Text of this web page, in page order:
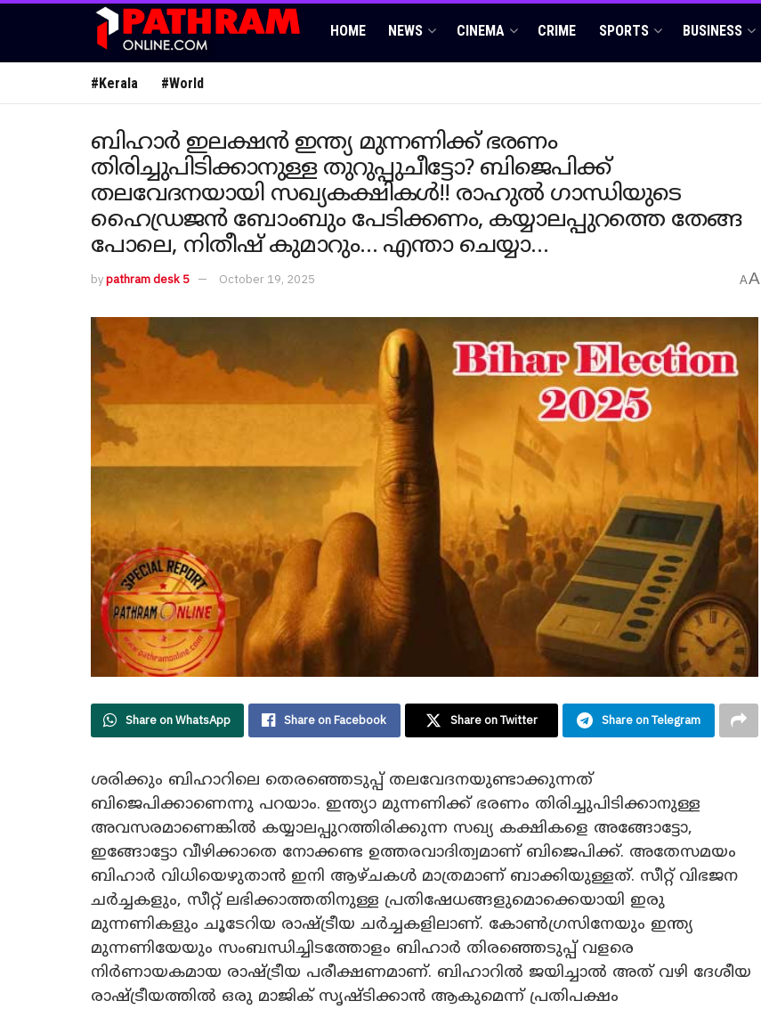
HOME NEWS CINEMA CRIME SPORTS BUSINESS
#Kerala #World
ബി​ഹാർ ഇലക്ഷൻ ഇന്ത്യ മുന്നണിക്ക് ഭരണം
തിരിച്ചുപിടിക്കാനുള്ള തുറുപ്പുചീട്ടോ? ബിജെപിക്ക്
തലവേദനയായി സഖ്യകക്ഷികൾ!! രാഹുൽ ​ഗാന്ധിയുടെ
ഹൈഡ്രജൻ ബോംബും പേടിക്കണം, കയ്യാലപ്പുറത്തെ തേങ്ങ
പോലെ, നിതീഷ് കുമാറും… എന്താ ചെയ്യാ…
bypathram desk 5 October 19, 2025 AA
Share on WhatsApp Share on Facebook Share on Twitter Share on Telegram
ശരിക്കും ബിഹാറിലെ തെരഞ്ഞെടുപ്പ് തലവേദനയുണ്ടാക്കുന്നത്
ബിജെപിക്കാണെന്നു പറയാം. ഇന്ത്യാ മുന്നണിക്ക് ഭരണം തിരിച്ചുപിടിക്കാനുള്ള
അവസരമാണെങ്കിൽ കയ്യാലപ്പുറത്തിരിക്കുന്ന സഖ്യ കക്ഷികളെ അങ്ങോട്ടോ,
ഇങ്ങോട്ടോ വീഴിക്കാതെ നോക്കണ്ട ഉത്തരവാദിത്വമാണ് ബിജെപിക്ക്. അതേസമയം
ബിഹാർ വിധിയെഴുതാൻ ഇനി ആഴ്ചകൾ മാത്രമാണ് ബാക്കിയുള്ളത്. സീറ്റ് വിഭജന
ചർച്ചകളും, സീറ്റ് ലഭിക്കാത്തതിനുള്ള പ്രതിഷേധങ്ങളുമൊക്കെയായി ഇരു
മുന്നണികളും ചൂടേറിയ രാഷ്ട്രീയ ചർച്ചകളിലാണ്. കോൺഗ്രസിനേയും ഇന്ത്യ
മുന്നണിയേയും സംബന്ധിച്ചിടത്തോളം ബിഹാർ തിരഞ്ഞെടുപ്പ് വളരെ
നിർണായകമായ രാഷ്ട്രീയ പരീക്ഷണമാണ്. ബിഹാറിൽ ജയിച്ചാൽ അത് വഴി ദേശീയ
രാഷ്ട്രീയത്തിൽ ഒരു മാജിക് സൃഷ്ടിക്കാൻ ആകുമെന്ന് പ്രതിപക്ഷം